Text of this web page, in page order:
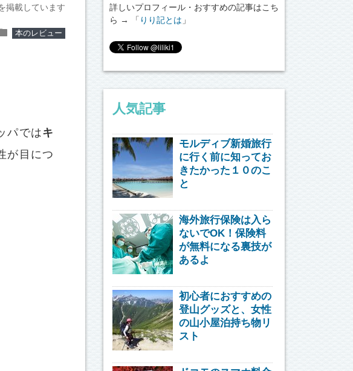
掲載しています
本のレビュー
パではキ
が目につ
詳しいプロフィール・おすすめの記事はこち
ら → 「 りり記とは 」
人気記事
モルディブ新婚旅行
に行く前に知ってお
きたかった１０のこ
と
海外旅行保険は入ら
ないでOK！保険料
が無料になる裏技が
あるよ
初心者におすすめの
登山グッズと、女性
の山小屋泊持ち物リ
スト